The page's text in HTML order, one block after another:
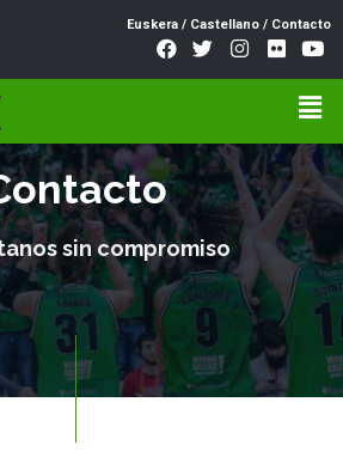
Euskera / Castellano / Contacto
sin compromiso